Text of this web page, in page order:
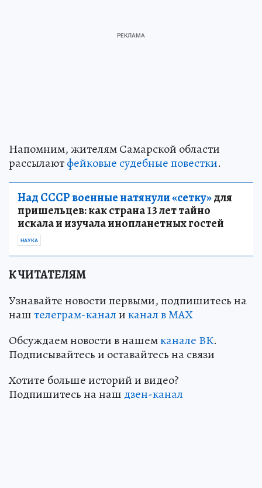
Напомним, жителям Самарской области
рассылаютфейковые судебные повестки.
Над СССР военные натянули «сетку»для
пришельцев: как страна 13 лет тайно
искала и изучала инопланетных гостей
НАУКА
К ЧИТАТЕЛЯМ
Узнавайте новости первыми, подпишитесь на
наштелеграм-каналиканал в МАХ
Обсуждаем новости в нашемканале ВК.
Подписывайтесь и оставайтесь на связи
Хотите больше историй и видео?
Подпишитесь на наш дзен-канал